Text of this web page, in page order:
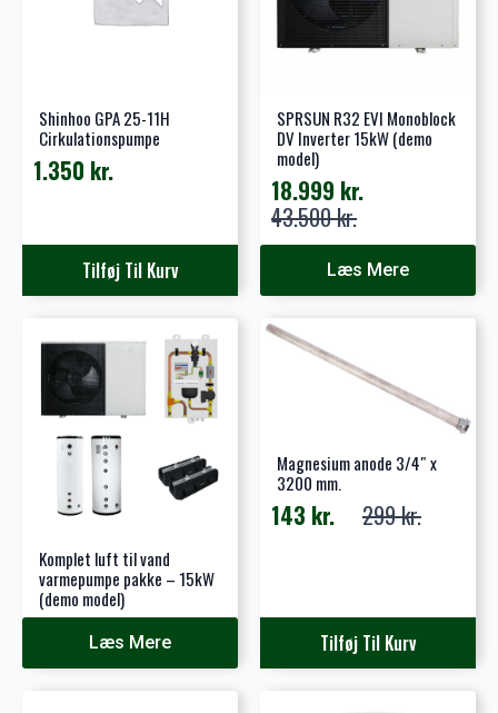
Shinhoo GPA 25-11H
Cirkulationspumpe
1.350 kr.
Tilføj Til Kurv
SPRSUN R32 EVI Monoblock
DV Inverter 15kW (demo
model)
43.500kr.
Den
oprindelige
var:
43.500 kr..
18.999 kr.
Den
aktuelle
er:
18.999 kr..
Læs Mere
Komplet luft til vand
varmepumpe pakke – 15kW
(demo model)
Læs Mere
Magnesium anode 3/4″ x
3200 mm.
299kr.
Den
299 kr..
143 kr.
Den
143 kr..Tilføj Til Kurv